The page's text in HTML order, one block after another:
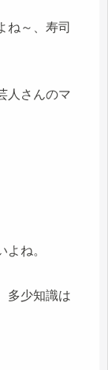
ね～、寿司
人さんのマ
ね。
多少知識は